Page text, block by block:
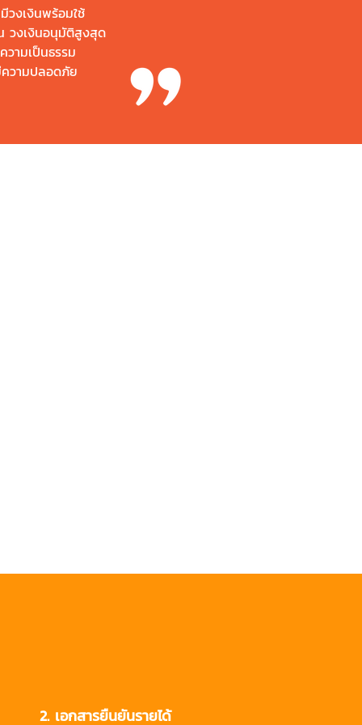
วงเงินพร้อมใช้
วงเงินอนุมัติสูงสุด
ามเป็นธรรม
วามปลอดภัย
2. เอกสารยืนยันรายได้